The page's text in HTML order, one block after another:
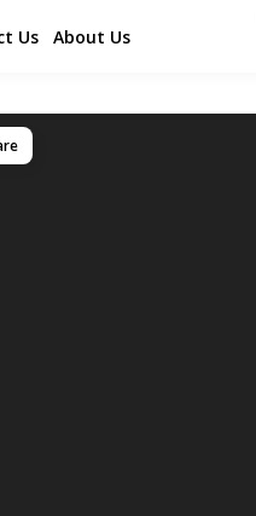
Us About Us